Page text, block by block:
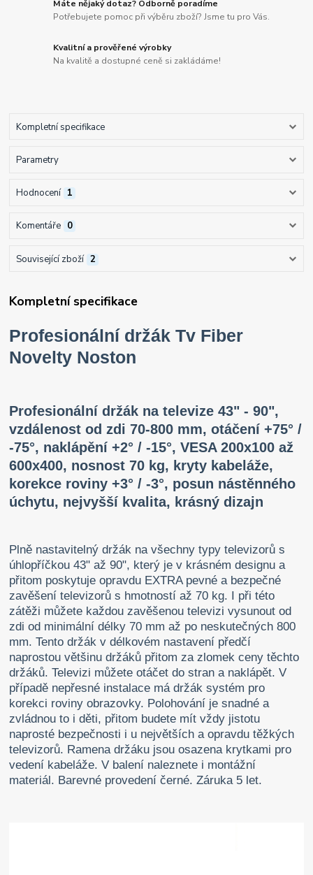
Máte nějaký dotaz? Odborně poradíme
Potřebujete pomoc při výběru zboží? Jsme tu pro Vás.
Kvalitní a prověřené výrobky
Na kvalitě a dostupné ceně si zakládáme!
Kompletní specifikace
Parametry
Hodnocení 1
Komentáře 0
Související zboží 2
Kompletní specifikace
Profesionální držák Tv Fiber
Novelty Noston
Profesionální držák na televize 43" - 90",
vzdálenost od zdi 70-800 mm, otáčení +75° /
-75°, naklápění +2° / -15°, VESA 200x100 až
600x400, nosnost 70 kg, kryty kabeláže,
korekce roviny +3° / -3°, posun nástěnného
úchytu, nejvyšší kvalita, krásný dizajn
Plně nastavitelný držák na všechny typy televizorů s
úhlopříčkou 43" až 90", který je v krásném designu a
přitom poskytuje opravdu EXTRA pevné a bezpečné
zavěšení televizorů s hmotností až 70 kg. I při této
zátěži můžete každou zavěšenou televizi vysunout od
zdi od minimální délky 70 mm až po neskutečných 800
mm. Tento držák v délkovém nastavení předčí
naprostou většinu držáků přitom za zlomek ceny těchto
držáků. Televizi můžete otáčet do stran a naklápět. V
případě nepřesné instalace má držák systém pro
korekci roviny obrazovky. Polohování je snadné a
zvládnou to i děti, přitom budete mít vždy jistotu
naprosté bezpečnosti i u největších a opravdu těžkých
televizorů. Ramena držáku jsou osazena krytkami pro
vedení kabeláže. V balení naleznete i montážní
materiál. Barevné provedení černé. Záruka 5 let.